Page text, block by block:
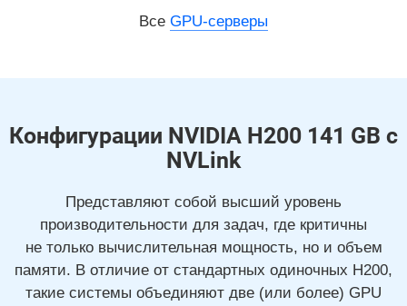
Все GPU-серверы
Конфигурации NVIDIA H200 141 GB с
NVLink
Представляют собой высший уровень
производительности для задач, где критичны
не только вычислительная мощность, но и объем
памяти. В отличие от стандартных одиночных H200,
такие системы объединяют две (или более) GPU